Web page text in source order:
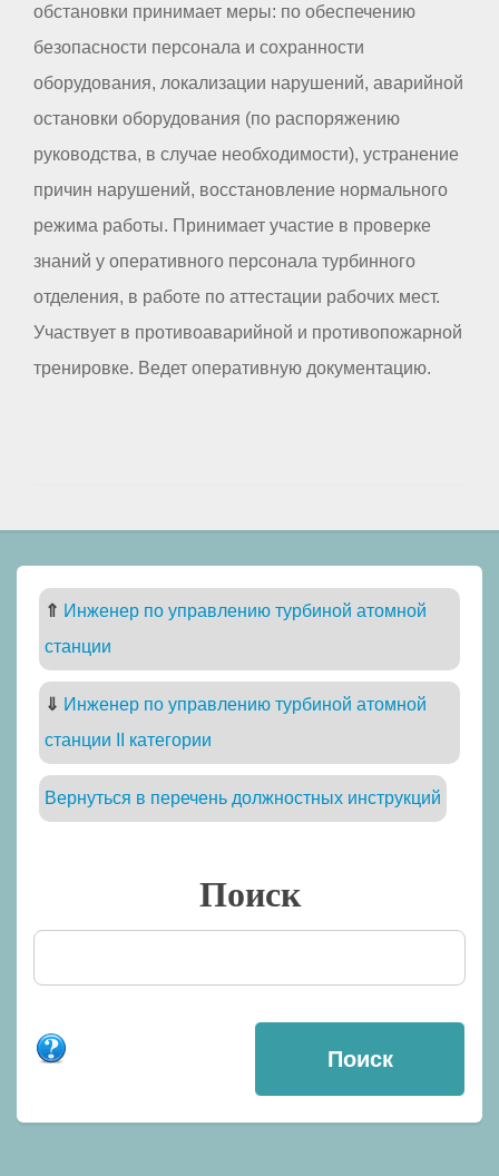
обстановки принимает меры: по обеспечению
безопасности персонала и сохранности
оборудования, локализации нарушений, аварийной
остановки оборудования (по распоряжению
руководства, в случае необходимости), устранение
причин нарушений, восстановление нормального
режима работы. Принимает участие в проверке
знаний у оперативного персонала турбинного
отделения, в работе по аттестации рабочих мест.
Участвует в противоаварийной и противопожарной
тренировке. Ведет оперативную документацию.
⇑ Инженер по управлению турбиной атомной
станции
⇓ Инженер по управлению турбиной атомной
станции II категории
Вернуться в перечень должностных инструкций
Поиск